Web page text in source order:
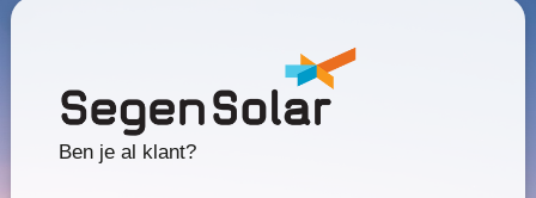
Ben je al klant?